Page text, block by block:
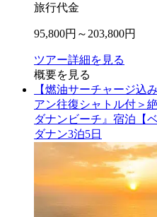
旅行代金
95,800円～ 203,800円
ツアー詳細を見る
概要を見る
【燃油サーチャージ込
アン往復シャトル付＞
ダナンビーチ』宿泊【
ダナン3泊5日